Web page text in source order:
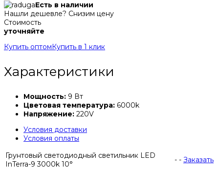
Есть в наличии
Нашли дешевле? Снизим цену
Стоимость
уточняйте
Купить оптом Купить в 1 клик
Характеристики
Мощность: 9 Вт
Цветовая температура: 6000k
Напряжение: 220V
Условия доставки
Условия оплаты
Грунтовый светодиодный светильник LED
InTerra-9 3000k 10°
- - Заказать